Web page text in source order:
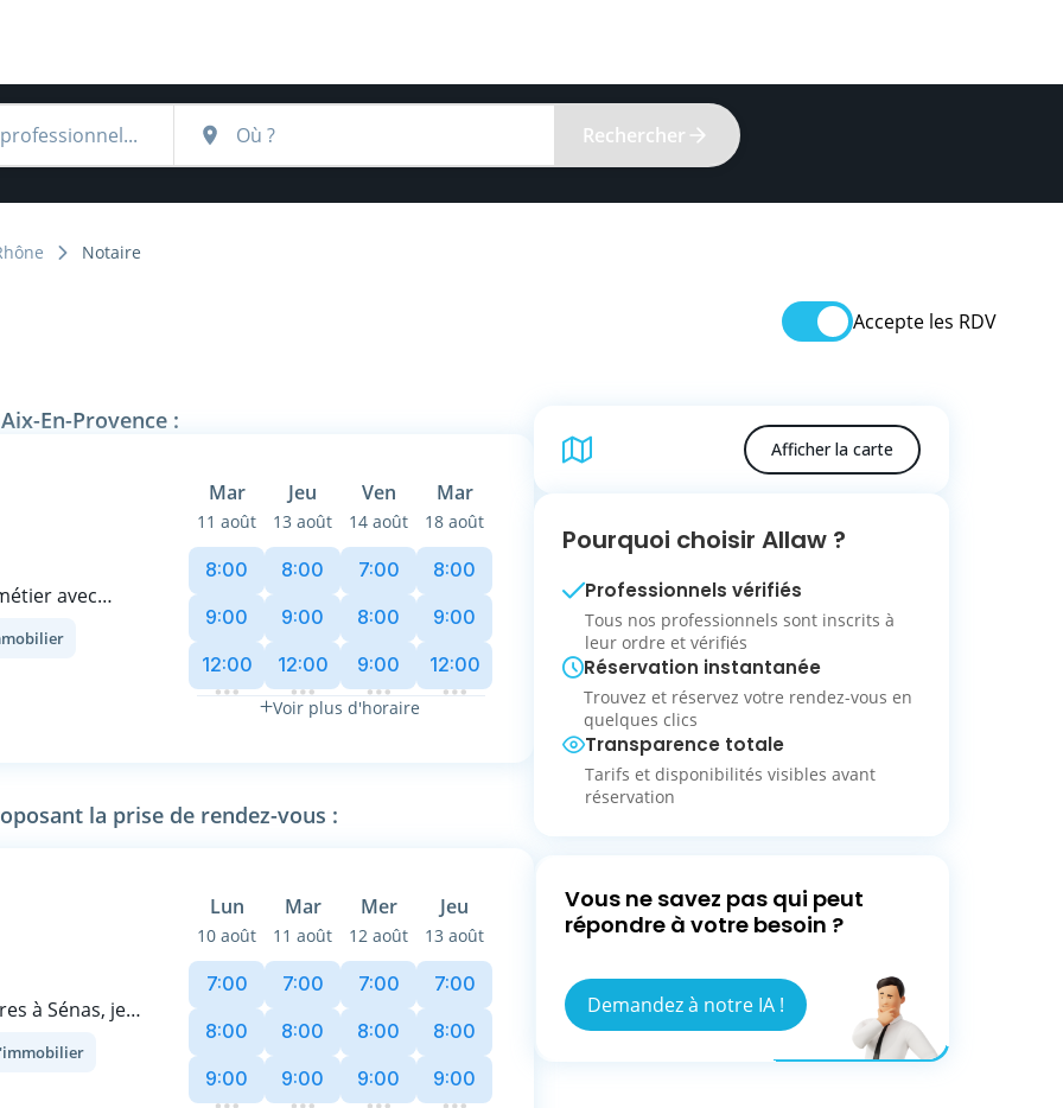
Rechercher
Notaire
Accepte les RDV
En-Provence :
avec
j’exerce
Etude
un équilibre
pairs dont
Ce qui
une
de ma
clients dans
je me tiens
d’un
Mar Jeu Ven Mar
11 août 13 août 14 août 18 août
8:00
9:00
12:00
8:00
9:00
12:00
7:00
8:00
9:00
8:00
9:00
12:00
Voir plus d'horaire
la prise de rendez-vous :
à Sénas, je
2 et diplômée
un conseil
Lun Mar Mer Jeu
10 août 11 août 12 août 13 août
7:00
8:00
9:00
7:00
8:00
9:00
7:00
8:00
9:00
7:00
8:00
9:00
Afficher la carte
Pourquoi choisir Allaw ?
Professionnels vérifiés
Tous nos professionnels sont inscrits à
leur ordre et vérifiés
Réservation instantanée
Trouvez et réservez votre rendez-vous en
quelques clics
Transparence totale
Tarifs et disponibilités visibles avant
réservation
Vous ne savez pas qui peut
répondre à votre besoin ?
Demandez à notre IA !